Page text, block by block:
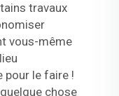
travaux
vous-même
pour le faire !
chose